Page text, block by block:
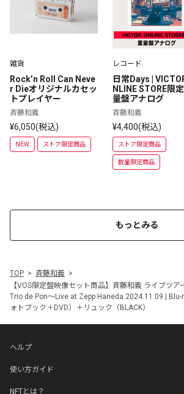
雑貨
Rock’n Roll Can Neve
r Dieオリジナルカセッ
トプレイヤー
斉藤和義
¥6,050(税込)
NEW ストア限定商品
レコード
日常Days |
NLINE STORE限
量盤アナログ
斉藤和義
¥4,400(税込)
ストア限定商品
数量限定商品
もっとみる
TOP
斉藤和義
【VOS限定盤映像セット商品】斉藤和義 ライブツ
Trio de Pon～Live at Zepp Haneda 2024.11.09 | Blu-
ォトブック＋DVD）＋リュック（BLACK）
ヘルプ
使い方ガイド
NFTとは？